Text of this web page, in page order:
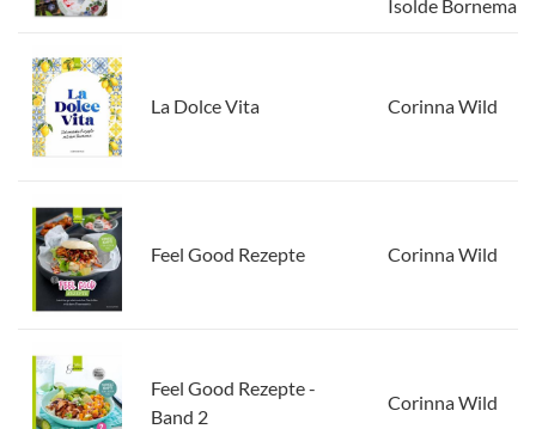
Isolde
La Dolce Vita Corinna Wild
Feel Good Rezepte Corinna Wild
Feel Good Rezepte -
Band 2
Corinna Wild